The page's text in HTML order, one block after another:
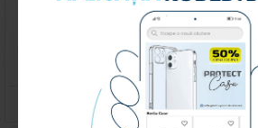
Husa spate pentru iPhone 11 - Protect+
39.90 lei
CUMPARA